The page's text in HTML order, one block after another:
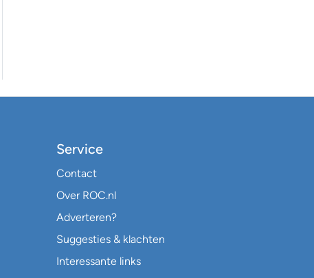
Service
Contact
Over ROC.nl
Adverteren?
Suggesties & klachten
Interessante links